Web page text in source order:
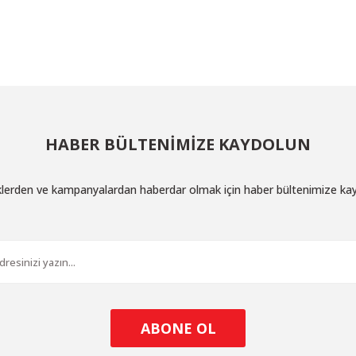
HABER BÜLTENİMİZE KAYDOLUN
ve kampanyalardan haberdar olmak için haber bültenimize
ABONE OL